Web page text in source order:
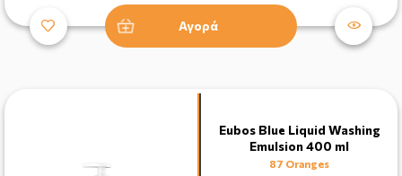
Αγορά
Eubos Blue Liquid Washing
Emulsion 400 ml
87 Oranges